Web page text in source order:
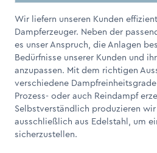
Wir liefern unseren Kunden
Dampferzeuger. Neben der
es unser Anspruch, die Anlagen
Bedürfnisse unserer Kunden und
anzupassen. Mit dem richtigen
verschiedene
Prozess- oder auch Reindampf
Selbstverständlich produzieren
ausschließlich aus Edelstahl, um
sicherzustellen.